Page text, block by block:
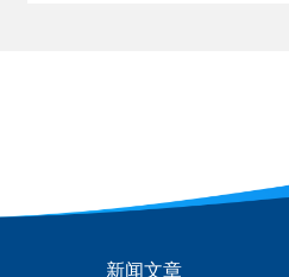
新闻文章